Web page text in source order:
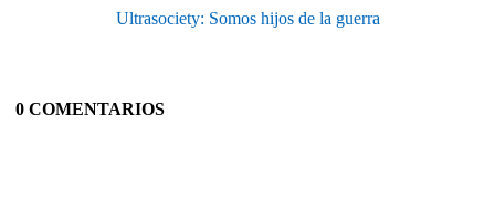
Ultrasociety: Somos hijos de la guerra
0 COMENTARIOS